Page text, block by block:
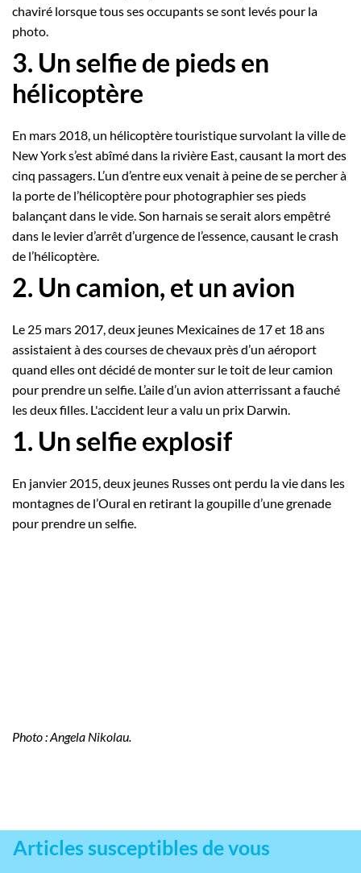
chaviré lorsque tous ses occupants se sont levés pour la
photo.
3. Un selfie de pieds en
hélicoptère
En mars 2018, un hélicoptère touristique survolant la ville de
New York s’est abîmé dans la rivière East, causant la mort des
cinq passagers. L’un d’entre eux venait à peine de se percher à
la porte de l’hélicoptère pour photographier ses pieds
balançant dans le vide. Son harnais se serait alors empêtré
dans le levier d’arrêt d’urgence de l’essence, causant le crash
de l’hélicoptère.
2. Un camion, et un avion
Le 25 mars 2017, deux jeunes Mexicaines de 17 et 18 ans
assistaient à des courses de chevaux près d’un aéroport
quand elles ont décidé de monter sur le toit de leur camion
pour prendre un selfie. L’aile d’un avion atterrissant a fauché
les deux filles. L'accident leur a valu un prix Darwin.
1. Un selfie explosif
En janvier 2015, deux jeunes Russes ont perdu la vie dans les
montagnes de l’Oural en retirant la goupille d’une grenade
pour prendre un selfie.
Photo : Angela Nikolau.
Articles susceptibles de vous